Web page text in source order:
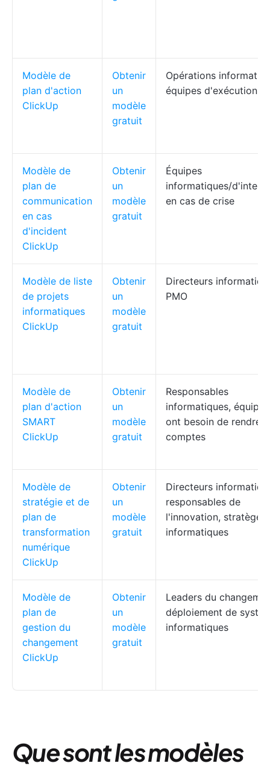
Modèle de
plan d'action
ClickUp
Obtenir
un
modèle
gratuit
Opérations
équipes d'exécution
Modèle de
plan de
communication
en cas
d'incident
ClickUp
Obtenir
un
modèle
gratuit
Équipes
informatiques/
en cas de crise
Modèle de liste
de projets
informatiques
ClickUp
Obtenir
un
modèle
gratuit
Directeurs
PMO
Modèle de
plan d'action
SMART
ClickUp
Obtenir
un
modèle
gratuit
Responsables
informatiques,
ont besoin de rendre
comptes
Modèle de
stratégie et de
plan de
transformation
numérique
ClickUp
Obtenir
un
modèle
gratuit
Directeurs
responsables de
l'innovation, stratèges
informatiques
Modèle de
plan de
gestion du
changement
ClickUp
Obtenir
un
modèle
gratuit
Leaders du
déploiement de
informatiques
Que sont les modèles